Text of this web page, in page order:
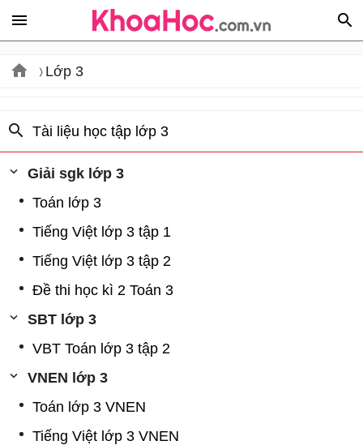
Lớp 3
Tài liệu học tập lớp 3
Giải sgk lớp 3
Toán lớp 3
Tiếng Việt lớp 3 tập 1
Tiếng Việt lớp 3 tập 2
Đề thi học kì 2 Toán 3
SBT lớp 3
VBT Toán lớp 3 tập 2
VNEN lớp 3
Toán lớp 3 VNEN
Tiếng Việt lớp 3 VNEN